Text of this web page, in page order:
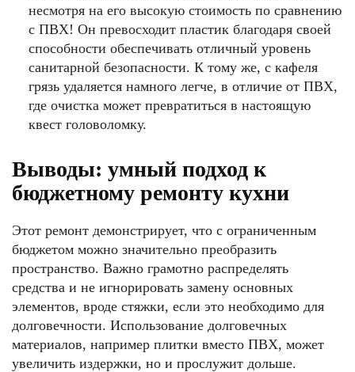
несмотря на его высокую стоимость по сравнению
с ПВХ! Он превосходит пластик благодаря своей
способности обеспечивать отличный уровень
санитарной безопасности. К тому же, с кафеля
грязь удаляется намного легче, в отличие от ПВХ,
где очистка может превратиться в настоящую
квест головоломку.
Выводы: умный подход к
бюджетному ремонту кухни
Этот ремонт демонстрирует, что с ограниченным
бюджетом можно значительно преобразить
пространство. Важно грамотно распределять
средства и не игнорировать замену основных
элементов, вроде стяжки, если это необходимо для
долговечности. Использование долговечных
материалов, например плитки вместо ПВХ, может
увеличить издержки, но и прослужит дольше.